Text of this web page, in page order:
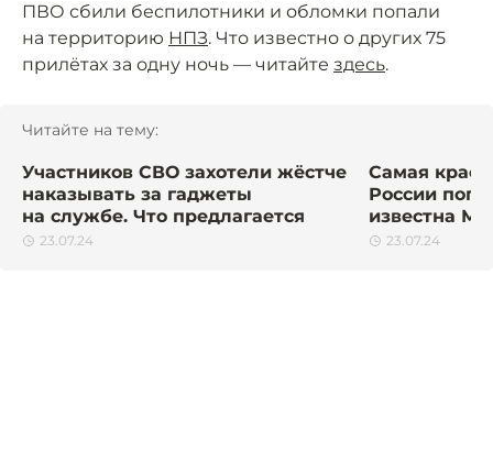
ПВО сбили беспилотники и обломки попали
на территорию НПЗ. Что известно о других 75
прилётах за одну ночь — читайте здесь.
Читайте на тему:
Участников СВО захотели жёстче
наказывать за гаджеты
на службе. Что предлагается
23.07.24
Самая
России
известна
23.07.24